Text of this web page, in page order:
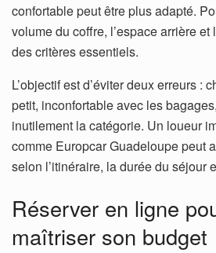
confortable peut être plus adapté.
volume du coffre, l’espace arrière
des critères essentiels.
L’objectif est d’éviter deux erreurs :
petit, inconfortable avec les
inutilement la catégorie. Un loueur
comme Europcar Guadeloupe peut
selon l’itinéraire, la durée du séjour
Réserver en ligne
maîtriser son budget